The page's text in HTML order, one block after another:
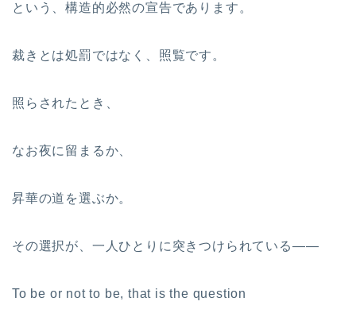
という、構造的必然の宣告であります。
裁きとは処罰ではなく、照覧です。
照らされたとき、
なお夜に留まるか、
昇華の道を選ぶか。
その選択が、一人ひとりに突きつけられている――
To be or not to be, that is the question